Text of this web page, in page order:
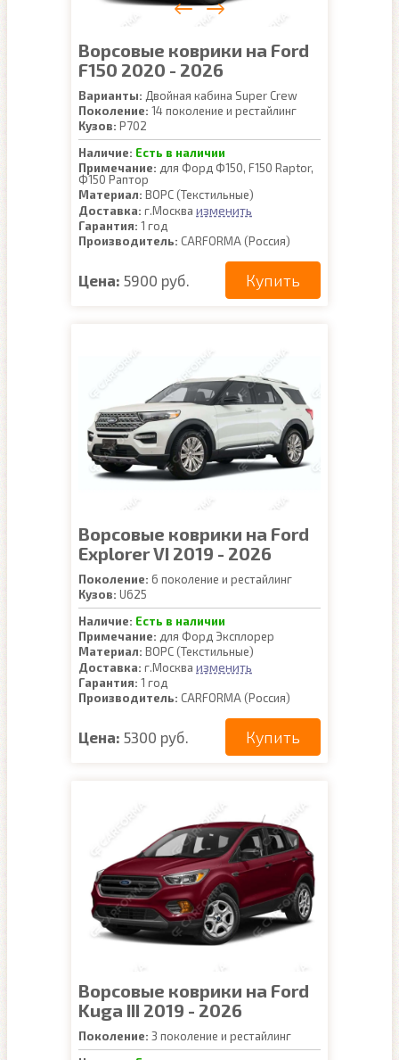
Ворсовые коврики на Ford
F150 2020 - 2026
Варианты: Двойная кабина Super Crew
Поколение: 14 поколение и рестайлинг
Кузов: P702
Наличие: Есть в наличии
Примечание: для Форд Ф150, F150 Raptor,
Ф150 Раптор
Материал: ВОРС (Текстильные)
Доставка: г.Москва изменить
Гарантия: 1 год
Производитель: CARFORMA (Россия)
Цена: 5900 руб. Купить
Ворсовые коврики на Ford
Explorer VI 2019 - 2026
Поколение: 6 поколение и рестайлинг
Кузов: U625
Наличие: Есть в наличии
Примечание: для Форд Эксплорер
Материал: ВОРС (Текстильные)
Доставка: г.Москва изменить
Гарантия: 1 год
Производитель: CARFORMA (Россия)
Цена: 5300 руб. Купить
Ворсовые коврики на Ford
Kuga III 2019 - 2026
Поколение: 3 поколение и рестайлинг